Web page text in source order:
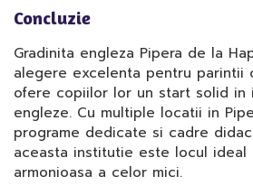
Concluzie
Gradinita engleza Pipera de la
alegere excelenta pentru parintii
ofere copiilor lor un start solid in
engleze. Cu multiple locatii in
programe dedicate si cadre
aceasta institutie este locul ideal
armonioasa a celor mici.